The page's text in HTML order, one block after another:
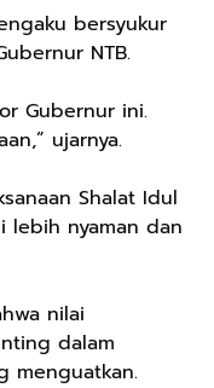
bersyukur
NTB.
Gubernur ini.
ujarnya.
Shalat Idul
lebih nyaman dan
nilai
dalam
menguatkan.